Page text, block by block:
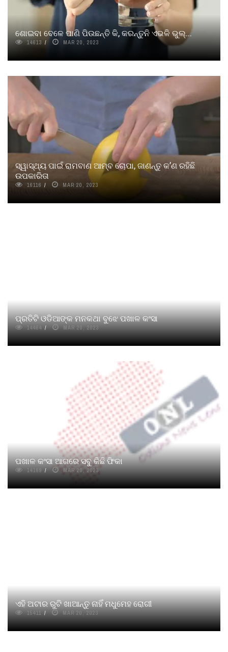
ଶୋଇବା ବେଳେ ପାଣି ପିଉଛନ୍ତି କି, କରନ୍ତୁନି ଏଭଳି ଭୁଲ୍‌...
14613 MAR 20, 2023
ସ୍ୱାସ୍ଥ୍ୟ ପାଇଁ ରାମବାଣ ଆମ୍ବ ଚୋପା, ଜାଣନ୍ତୁ କ’ଣ ରହିଛି
ଉପକାରିତା
16116 MAR 20, 2023
ପ୍ରତିଟି ଓଡିଆଙ୍କ ମନକଥା ବୁଝେ ପଖାଳ କଂସା
14464 MAR 20, 2023
ପଖାଳ କଂସା ଆଗରେ ସବୁ କିଛି ଫିକା
14169 MAR 20, 2023
ଏହି ଅଟାର ରୁଟି ଖାଆନ୍ତୁ ନାହିଁ ମଧୁମେହ ରୋଗୀ
15411 MAR 20, 2023